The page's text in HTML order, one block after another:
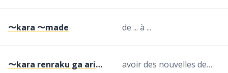
〜kara 〜made de ... à ...
〜kara renraku ga arimasu avoir des nouvelles de…